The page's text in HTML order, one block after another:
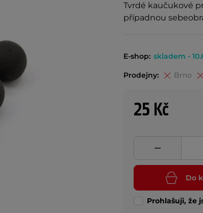
Tvrdé kaučukové
případnou
E-shop: skladem -
Prodejny: Brno
25 Kč
Do
Prohlašuji, že